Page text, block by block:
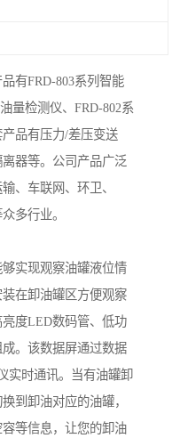
有FRD-803系列智能
量检测仪、FRD-802系
品有压力/差压变送
器等。公司产品广泛
、车联网、环卫、
多行业。
实现观察油罐液位情
在卸油罐区方便观察
度LED数码管、低功
。该数据屏通过数据
实时通讯。当有油罐卸
到卸油对应的油罐，
等信息，让您的卸油